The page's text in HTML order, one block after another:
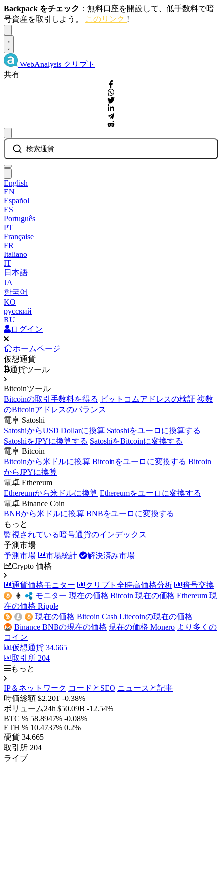
Backpack をチェック ：無料口座を開設して、低手数料で暗
号資産を取引しよう。
このリンク !
WebAnalysis クリプト
共有
検索通貨
English
EN
Español
ES
Português
PT
Française
FR
Italiano
IT
日本語
JA
한국어
KO
русский
RU
ログイン
ホームページ
仮想通貨
通貨ツール
Bitcoinツール
Bitcoinの取引手数料を得る ビットコムアドレスの検証 複数
のBitcoinアドレスのバランス
電卓 Satoshi
SatoshiからUSD Dollarに換算 Satoshiをユーロに換算する
SatoshiをJPYに換算する SatoshiをBitcoinに変換する
電卓 Bitcoin
Bitcoinから米ドルに換算 Bitcoinをユーロに変換する Bitcoin
からJPYに換算
電卓 Ethereum
Ethereumから米ドルに換算 Ethereumをユーロに変換する
電卓 Binance Coin
BNBから米ドルに換算 BNBをユーロに変換する
もっと
監視されている暗号通貨のインデックス
予測市場
予測市場
市場統計
解決済み市場
Crypto 価格
通貨価格モニター クリプト全時高価格分析
暗号交換
モニター 現在の価格 Bitcoin 現在の価格 Ethereum 現
在の価格 Ripple
現在の価格 Bitcoin Cash Litecoinの現在の価格
Binance BNBの現在の価格 現在の価格 Monero より多くの
コイン
仮想通貨 34.665
取引所 204
もっと
IP＆ネットワーク コードとSEO ニュースと記事
時価総額 $2.20T -0.38%
ボリューム24h $50.09B -12.54%
BTC % 58.8947% -0.08%
ETH % 10.4737% 0.2%
硬貨 34.665
取引所 204
ライブ